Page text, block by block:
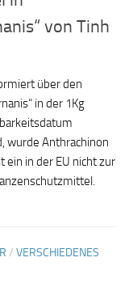
von Tinh
über den
in der 1Kg
wurde Anthrachinon
ein in der EU nicht zur
/ VERSCHIEDENES